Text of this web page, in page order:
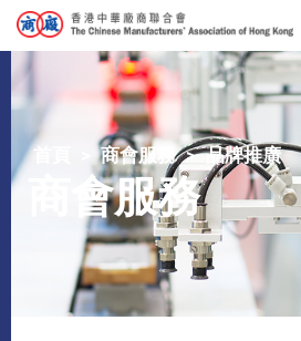
首頁 商會服務 品牌推廣
商會服務